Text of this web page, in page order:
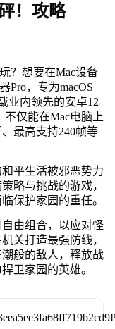
！攻略
？想要在Mac设备
Pro，专为macOS
业内领先的安卓12
仅能在Mac电脑上
最高支持240帧等
平生活被邪恶势力
略与挑战的游戏，
保护家园的重任。
由组合，以应对怪
关打造最强防线，
般的敌人，释放战
卫家园的英雄。